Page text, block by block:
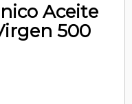
Aceite
500